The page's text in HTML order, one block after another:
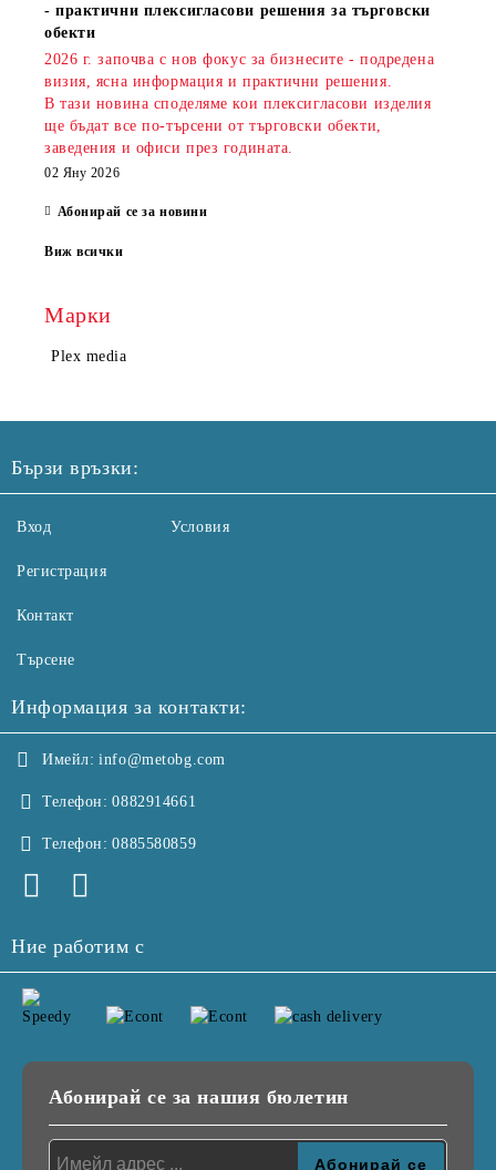
- практични плексигласови решения за търговски
обекти
2026 г. започва с нов фокус за бизнесите - подредена
визия, ясна информация и практични решения.
В тази новина споделяме кои плексигласови изделия
ще бъдат все по-търсени от търговски обекти,
заведения и офиси през годината.
02 Яну 2026
Абонирай се за новини
Виж всички
Марки
Plex media
Бързи връзки:
Вход
Регистрация
Контакт
Търсене
Условия
Информация за контакти:
Имейл: info@metobg.com
Телефон: 0882914661
Телефон: 0885580859
Ние работим с
Абонирай се за нашия бюлетин